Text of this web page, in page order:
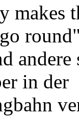
makes
andere
in der